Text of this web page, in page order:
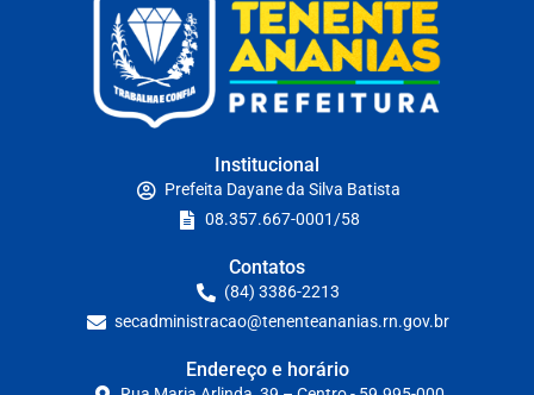
Institucional
Prefeita Dayane da Silva Batista
08.357.667-0001/58
Contatos
(84) 3386-2213
secadministracao@tenenteananias.rn.gov.br
Endereço e horário